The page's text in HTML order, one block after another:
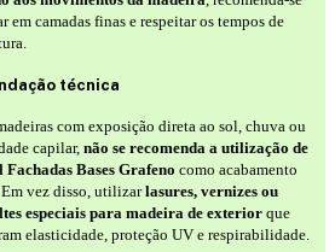
em camadas finas e respeitar os tempos de
técnica
com exposição direta ao sol, chuva ou
capilar, não se recomenda a utilização de
Fachadas Bases Grafeno como acabamento
vez disso, utilizarlasures, vernizes ou
especiais para madeira de exterior que
elasticidade, proteção UV e respirabilidade.